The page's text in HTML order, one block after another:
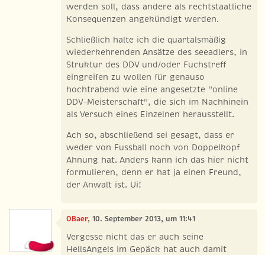
werden soll, dass andere als rechtstaatliche
Konsequenzen angekündigt werden.
Schließlich halte ich die quartalsmäßig
wiederkehrenden Ansätze des seeadlers, in
Struktur des DDV und/oder Fuchstreff
eingreifen zu wollen für genauso
hochtrabend wie eine angesetzte "online
DDV-Meisterschaft", die sich im Nachhinein
als Versuch eines Einzelnen herausstellt.
Ach so, abschließend sei gesagt, dass er
weder von Fussball noch von Doppelkopf
Ahnung hat. Anders kann ich das hier nicht
formulieren, denn er hat ja einen Freund,
der Anwalt ist. Ui!
OBaer, 10. September 2013, um 11:41
Vergesse nicht das er auch seine
HellsAngels im Gepäck hat auch damit